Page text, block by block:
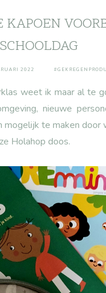
KAPOEN
SCHOOLDAG
2022
weet ik maar al te
nieuwe
te maken
Holahop doos.